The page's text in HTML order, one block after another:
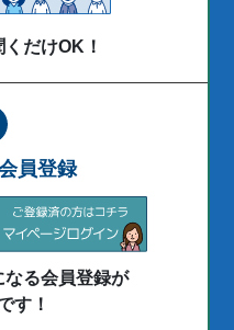
だけOK！
員登録
る会員登録が
す！